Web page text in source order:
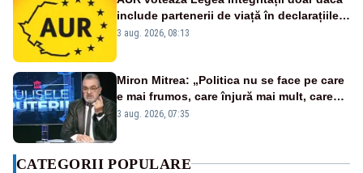
include partenerii de viață în declarațiile
de avere și interese, așa cum a anunțat
trebuie să plece din funcție: fără excepții!
3 aug. 2026, 08:13
Miron Mitrea: „Politica nu se face pe care
e mai frumos, care înjură mai mult, care
țipă mai tare, ci pe proiecte”
3 aug. 2026, 07:35
CATEGORII POPULARE